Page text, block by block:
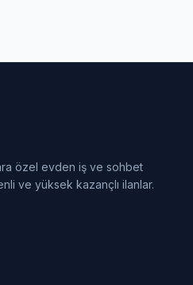
özel evden iş ve sohbet
ve yüksek kazançlı ilanlar.